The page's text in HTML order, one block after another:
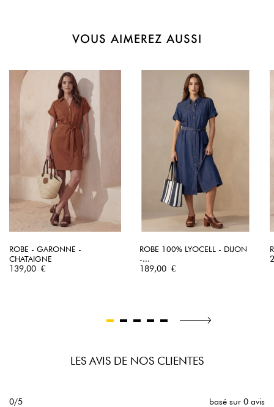
VOUS AIMEREZ AUSSI
ROBE - GARONNE -
CHATAIGNE
Prix
139,00 €
ROBE 100% LYOCELL - DIJON
-...
Prix
189,00 €
LES AVIS DE NOS CLIENTES
0/5 basé sur 0 avis